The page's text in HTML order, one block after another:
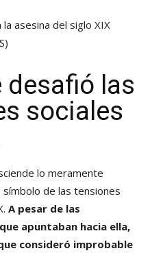
asesina del siglo XIX
desafió las
sociales
lo meramente
de las tensiones
A pesar de las
apuntaban hacia ella,
consideró improbable